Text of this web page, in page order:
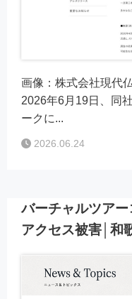
画像：株式会社現代
2026年6月19日、同
ークに...
2026.06.24
バーチャルツア
アクセス被害│和